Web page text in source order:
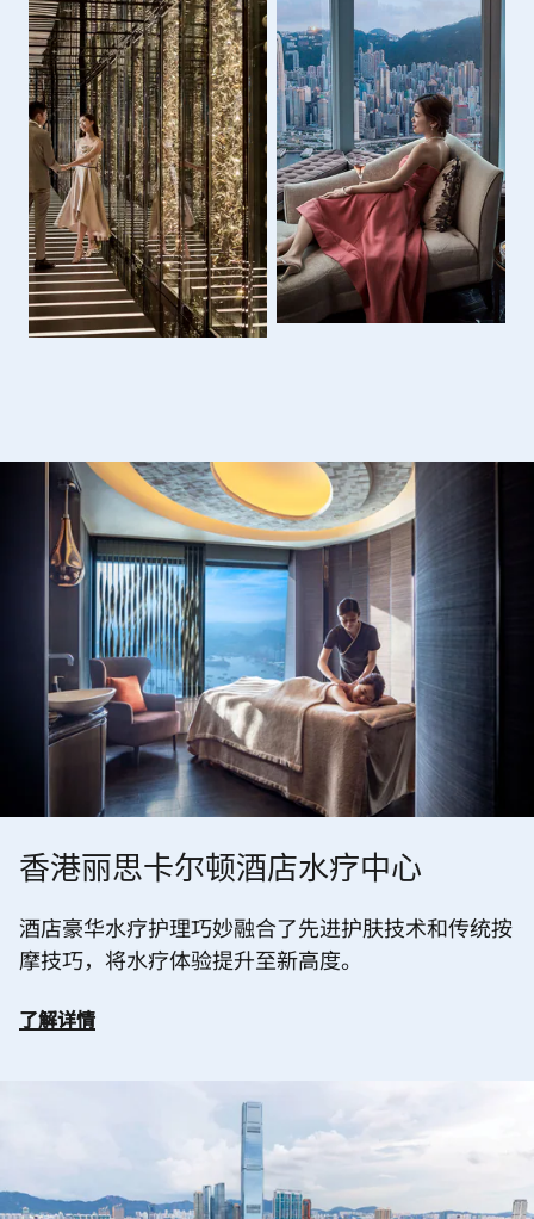
香港丽思卡尔顿酒店水疗中心
酒店豪华水疗护理巧妙融合了先进护肤技术和传统按
摩技巧，将水疗体验提升至新高度。
了解详情